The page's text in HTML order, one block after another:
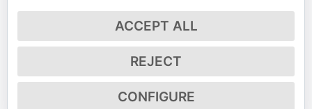
ACCEPT ALL
REJECT
CONFIGURE